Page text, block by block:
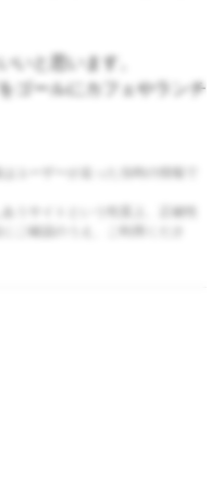
いと思います。
ゴールにカフェやランチ
ユーザーが走った当時の情報で
うサイトという性質上、正確性
ご確認のうえ、ご利用くださ